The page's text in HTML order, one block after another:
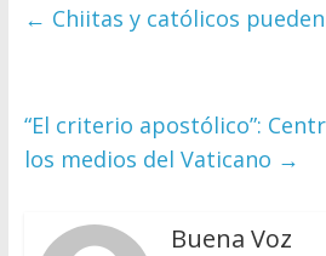
← Chiitas y católicos
“El criterio apostólico”:
los medios del Vaticano →
Buena Voz